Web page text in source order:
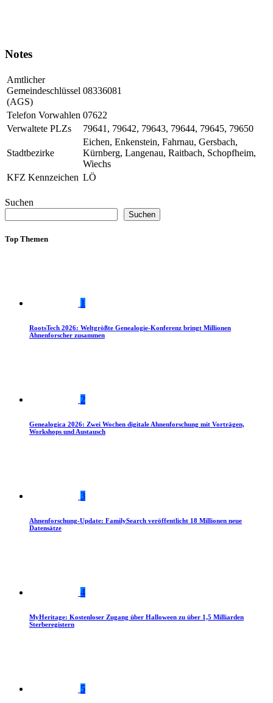
Notes
Amtlicher
Gemeindeschlüssel
(AGS)
08336081
Telefon Vorwahlen 07622
Verwaltete PLZs
79641, 79642, 79643, 79644, 79645, 79650
Stadtbezirke
Eichen, Enkenstein, Fahrnau, Gersbach,
Kürnberg, Langenau, Raitbach, Schopfheim,
Wiechs
KFZ Kennzeichen LÖ
Suchen
Suchen
Top Themen
1
RootsTech 2026: Weltgrößte Genealogie-Konferenz bringt Millionen
Ahnenforscher zusammen
2
Genealogica 2026: Zwei Wochen digitale Ahnenforschung mit Vorträgen,
Workshops und Austausch
3
Ahnenforschung-Update: FamilySearch veröffentlicht 18 Millionen neue
Datensätze
4
MyHeritage: Kostenloser Zugang über Halloween zu über 1,5 Milliarden
Sterberegistern
5